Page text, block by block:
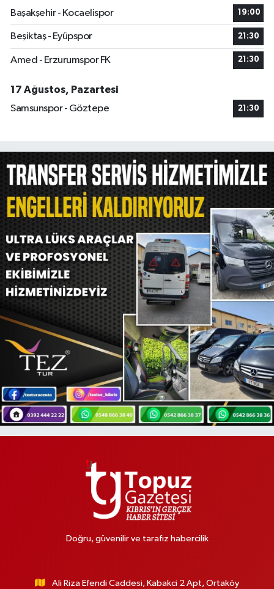
Başakşehir - Kocaelispor
19:00
Beşiktaş - Eyüpspor 21:30
Amed - Erzurumspor FK 21:30
17 Ağustos, Pazartesi
Samsunspor - Göztepe
21:30
Doğru, güvenilir ve tarafız habercilik
Ali Riza Efendi Caddesi, Kabakci 2 Apt, Ortaköy